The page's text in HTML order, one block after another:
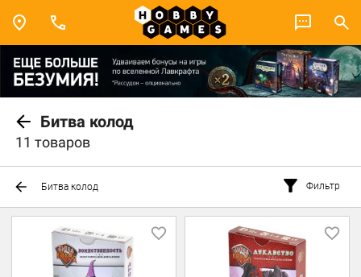
Битва колод
11 товаров
Битва колод Фильтр